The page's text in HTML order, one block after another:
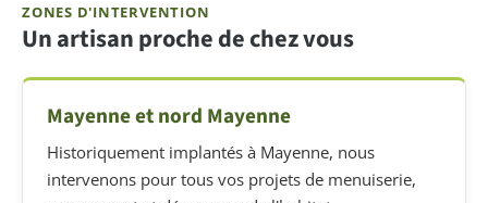
ZONES D'INTERVENTION
Un artisan proche de chez vous
Mayenne et nord Mayenne
Historiquement implantés à Mayenne, nous
intervenons pour tous vos projets de menuiserie,